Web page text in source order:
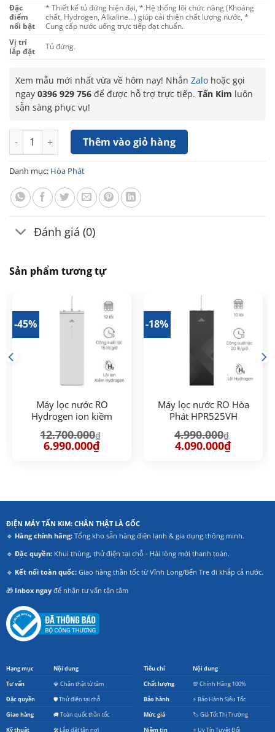
Đặc
điểm
nổi bật
* Thiết kế tủ đứng hiện đại, * Hệ thống lõi chức năng (Khoáng
chất, Hydrogen, Alkaline…) giúp cải thiện chất lượng nước, *
Cung cấp nước uống trực tiếp đạt chuẩn.
Vị trí
lắp đặt
Tủ đứng.
Xem mẫu mới nhất vừa về hôm nay! Nhắn Zalo hoặc gọi
ngay 0396 929 756 để được hỗ trợ trực tiếp. Tấn Kim luôn
sẵn sàng phục vụ!
Máy lọc nước RO Hòa Phát HPR526 11 lõi số lượng
Thêm vào giỏ hàng
Danh mục: Hòa Phát
Đánh giá (0)
Sản phẩm tương tự
-45%
Máy lọc nước RO
Hydrogen ion kiềm
12.700.000₫
Giá
gốc
6.990.000₫Giá
-18%
Máy lọc nước RO Hòa
Phát HPR525VH
4.990.000₫
Giá
gốc
4.090.000₫Giá
ĐIỆN MÁY TẤN KIM: CHÂN THẬT LÀ GỐC
🔹 Hàng chính hãng:Tổng kho sẵn hàng điện lạnh & gia dụng thông minh.
🔹 Đặc quyền:Khui thùng, thử điện tại chỗ - Hài lòng mới thanh toán.
🔹 Kết nối toàn quốc:Giao hàng thần tốc từ Vĩnh Long/Bến Tre đi khắp cả nước.
🎁 Inbox ngayđể nhận tư vấn tận tâm
Hạng mục Nội dung
Tư vấn 💎 Chân thật từ tâm
Đặc quyền 🛡️ Thử điện tại chỗ
Giao hàng 🚚 Toàn quốc thần tốc
Kỹ thuật 🛠️ Lắp đặt tận nơi
Tiêu chí Nội dung
Chất lượng 💯 Chính Hãng 100%
Bảo hành ⚡ Bảo Hành Siêu Tốc
Mức giá 🏷️ Giá Tốt Thị Trường
Niềm tin ⭐ Uy Tín Tuyệt Đối